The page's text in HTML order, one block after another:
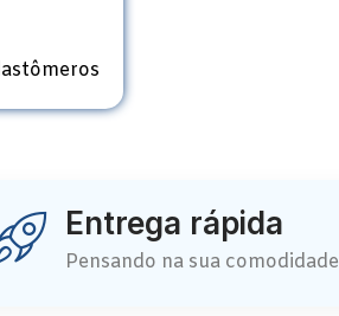
Entrega rápida
Pensando na sua comodidade